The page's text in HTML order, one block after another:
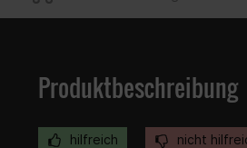
Produktbeschreibung
hilfreich nicht